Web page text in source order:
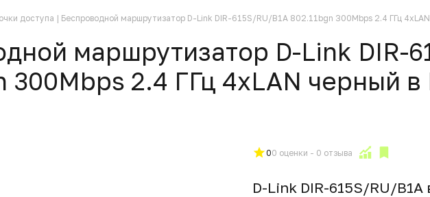
доступа Беспроводной маршрутизатор D-Link DIR-615S/RU/B1A 802.11bgn 300Mbps 2.4 ГГц
маршрутизатор D-Link DIR-
300Mbps 2.4 ГГц 4xLAN черный
00 оценки - 0 отзыва
D-Link DIR-615S/RU/B1A